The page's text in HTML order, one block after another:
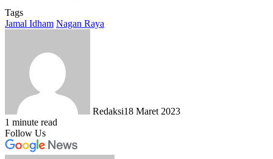
Tags
Jamal Idham Nagan Raya
Redaksi18 Maret 2023
1 minute read
Follow Us